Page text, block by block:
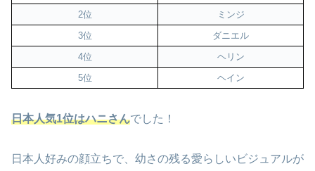
2位
ミンジ
3位
ダニエル
4位
ヘリン
5位
ヘイン
日本人気1位はハニさんでした！
日本人好みの顔立ちで、幼さの残る愛らしいビジュアルが